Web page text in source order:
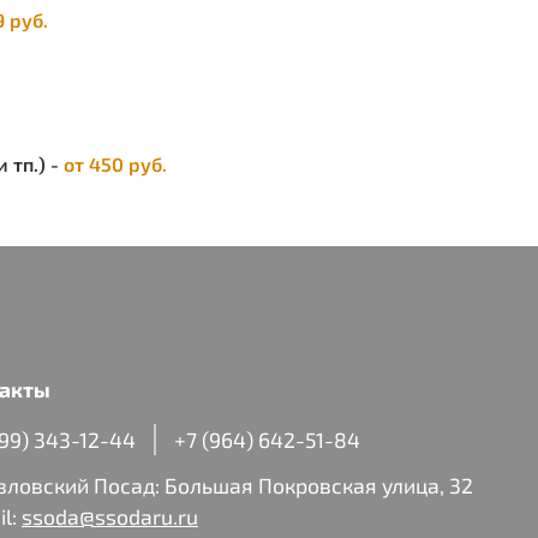
руб.
тп.) - от 450 руб.
343-12-44
+7 (964) 642-51-84
Посад: Большая Покровская улица, 32
ssoda@ssodaru.ru